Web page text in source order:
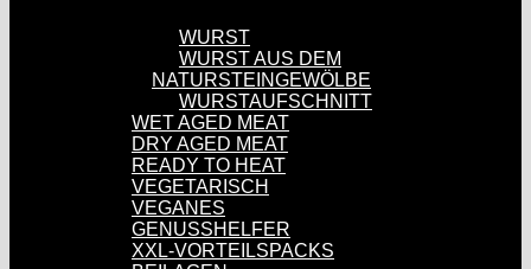
WURST
WURST AUS DEM
NATURSTEINGEWÖLBE
WURSTAUFSCHNITT
WET AGED MEAT
DRY AGED MEAT
READY TO HEAT
VEGETARISCH
VEGANES
GENUSSHELFER
XXL-VORTEILSPACKS